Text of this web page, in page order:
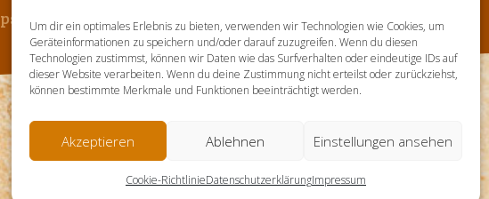
Um dir ein optimales Erlebnis zu bieten, verwenden wir Technologien wie Cookies, um
Geräteinformationen zu speichern und/oder darauf zuzugreifen. Wenn du diesen
Technologien zustimmst, können wir Daten wie das Surfverhalten oder eindeutige IDs auf
dieser Website verarbeiten. Wenn du deine Zustimmung nicht erteilst oder zurückziehst,
können bestimmte Merkmale und Funktionen beeinträchtigt werden.
Akzeptieren Ablehnen Einstellungen ansehen
Cookie-RichtlinieDatenschutzerklärungImpressum
ps-design